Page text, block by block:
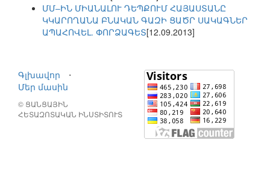
ՄՄ–ԻՆ ՄԻԱՆԱԼՈՒ ԴԵՊՔՈՒՄ ՀԱՅԱՍՏԱՆԸ
ԿԿԱՐՈՂԱՆԱ ԲՆԱԿԱՆ ԳԱԶԻ ՑԱԾՐ ՍԱԿԱԳՆԵՐ
ԱՊԱՀՈՎԵԼ. ՓՈՐՁԱԳԵՏ[12.09.2013]
Գլխավոր
⋅
Մեր մասին
© ՑԱՆՑԱՅԻՆ
ՀԵՏԱԶՈՏԱԿԱՆ ԻՆՍՏԻՏՈՒՏ